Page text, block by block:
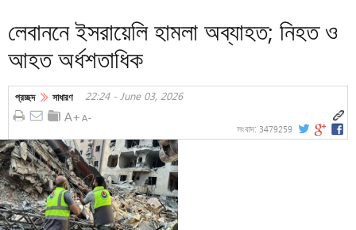
منو
লেবাননে ইসরায়েলি হামলা অব্যাহত; নিহত ও
আহত অর্ধশতাধিক
প্রচ্ছদ সাধারণ 22:24 - June 03, 2026
সংবাদ: 3479259